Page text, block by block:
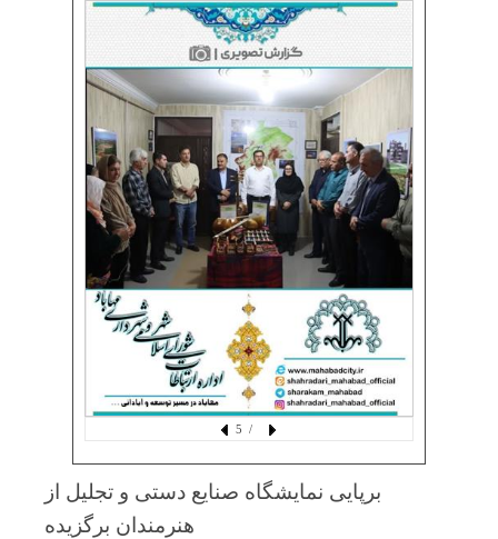
/ 5
برپایی نمایشگاه صنایع دستی و تجلیل از
هنرمندان برگزیده